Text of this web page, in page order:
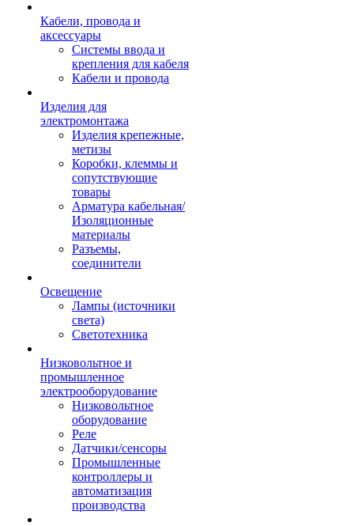
Кабели, провода и
аксессуары
Системы ввода и
крепления для кабеля
Кабели и провода
Изделия для
электромонтажа
Изделия крепежные,
метизы
Коробки, клеммы и
сопутствующие
товары
Арматура кабельная/
Изоляционные
материалы
Разъемы,
соединители
Освещение
Лампы (источники
света)
Светотехника
Низковольтное и
промышленное
электрооборудование
Низковольтное
оборудование
Реле
Датчики/сенсоры
Промышленные
контроллеры и
автоматизация
производства